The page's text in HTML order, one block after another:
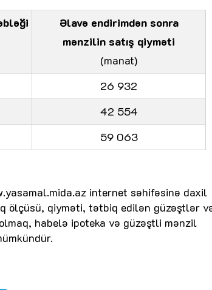
Əlavə endirimdən sonra
mənzilin satış qiyməti
(manat)
26 932
42 554
59 063
internet səhifəsinə daxil
ölçüsü, qiyməti, tətbiq edilən güzəştlər
habelə ipoteka və güzəştli mənzil